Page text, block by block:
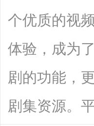
个优质的视
体验，成为
剧的功能，
剧集资源。